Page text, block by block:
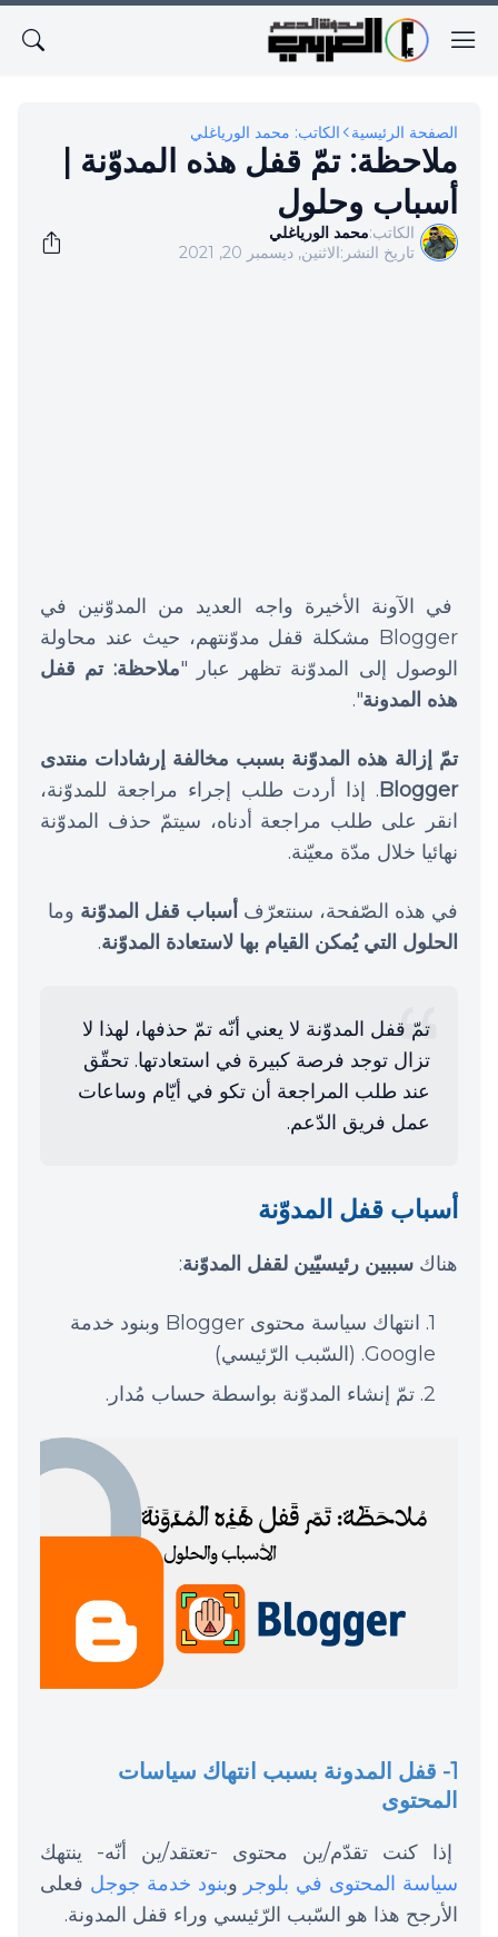
الصفحة الرئيسية الكاتب: محمد الورياغلي
ملاحظة: تمّ قفل هذه المدوّنة |
أسباب وحلول
الكاتب:محمد الورياغلي
تاريخ النشر:الاثنين, ديسمبر 20, 2021
في الآونة الأخيرة واجه العديد من المدوّنين في
Blogger مشكلة قفل مدوّنتهم، حيث عند محاولة
الوصول إلى المدوّنة تظهر عبار "ملاحظة: تم قفل
هذه المدونة".
تمّ إزالة هذه المدوّنة بسبب مخالفة إرشادات منتدى
Blogger. إذا أردت طلب إجراء مراجعة للمدوّنة،
انقر على طلب مراجعة أدناه، سيتمّ حذف المدوّنة
نهائيا خلال مدّة معيّنة.
في هذه الصّفحة، سنتعرّف أسباب قفل المدوّنة وما
الحلول التي يُمكن القيام بها لاستعادة المدوّنة.
تمّ قفل المدوّنة لا يعني أنّه تمّ حذفها، لهذا لا
تزال توجد فرصة كبيرة في استعادتها. تحقّق
عند طلب المراجعة أن تكو في أيّام وساعات
عمل فريق الدّعم.
أسباب قفل المدوّنة
هناك سببين رئيسيّين لقفل المدوّنة:
انتهاك سياسة محتوى Blogger وبنود خدمة
Google. (السّبب الرّئيسي)
تمّ إنشاء المدوّنة بواسطة حساب مُدار.
1- قفل المدونة بسبب انتهاك سياسات
المحتوى
إذا كنت تقدّم/ين محتوى -تعتقد/ين أنّه- ينتهك
سياسة المحتوى في بلوجر وبنود خدمة جوجل فعلى
الأرجح هذا هو السّبب الرّئيسي وراء قفل المدونة.